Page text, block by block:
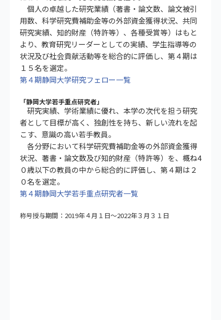
個人の卓越した研究業績（著書・論文数、論文被引
用数、科学研究費補助金等の外部資金獲得状況、共同
研究実績、知的財産（特許等）、各種受賞等）はもと
より、教育研究リーダーとしての実績、学生指導等の
状況及び社会貢献活動等を総合的に評価し、第４期は
１５名を選定。
第４期静岡大学研究フェロー一覧
「静岡大学若手重点研究者」
研究実績、学術業績に優れ、本学の次代を担う研究
者として目標が高く、独創性を持ち、新しい流れを起
こす、意識の高い若手教員。
各分野において科学研究費補助金等の外部資金獲得
状況、著書・論文数及び知的財産（特許等）を、概ね4
０歳以下の教員の中から総合的に評価し、第４期は２
０名を選定。
第４期静岡大学若手重点研究者一覧
称号授与期間：2019年４月１日～2022年３月３１日